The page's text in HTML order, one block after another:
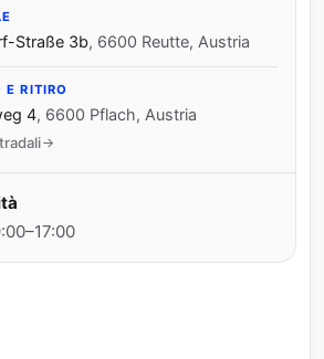
Straße 3b, 6600 Reutte, Austria
E RITIRO
4, 6600 Pflach, Austria